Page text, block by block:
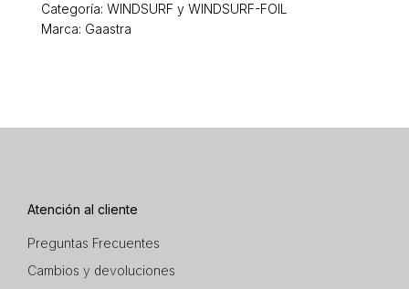
Categoría: WINDSURF y WINDSURF-FOIL
Marca: Gaastra
Atención al cliente
Preguntas Frecuentes
Cambios y devoluciones